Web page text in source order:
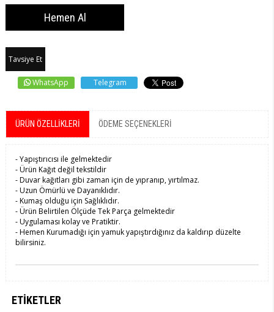
Tavsiye Et
WhatsApp Telegram
ÜRÜN ÖZELLIKLERI ÖDEME SEÇENEKLERI
- Yapıştırıcısı ile gelmektedir
- Ürün Kağıt değil tekstildir
- Duvar kağıtları gibi zaman için de yıpranıp, yırtılmaz.
- Uzun Ömürlü ve Dayanıklıdır.
- Kumaş olduğu için Sağlıklıdır.
- Ürün Belirtilen Ölçüde Tek Parça gelmektedir
- Uygulaması kolay ve Pratiktir.
- Hemen Kurumadığı için yamuk yapıştırdığınız da kaldırıp düzelte
bilirsiniz.
ETIKETLER